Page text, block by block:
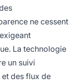
ne cessent
La technologie
un suivi
des flux de